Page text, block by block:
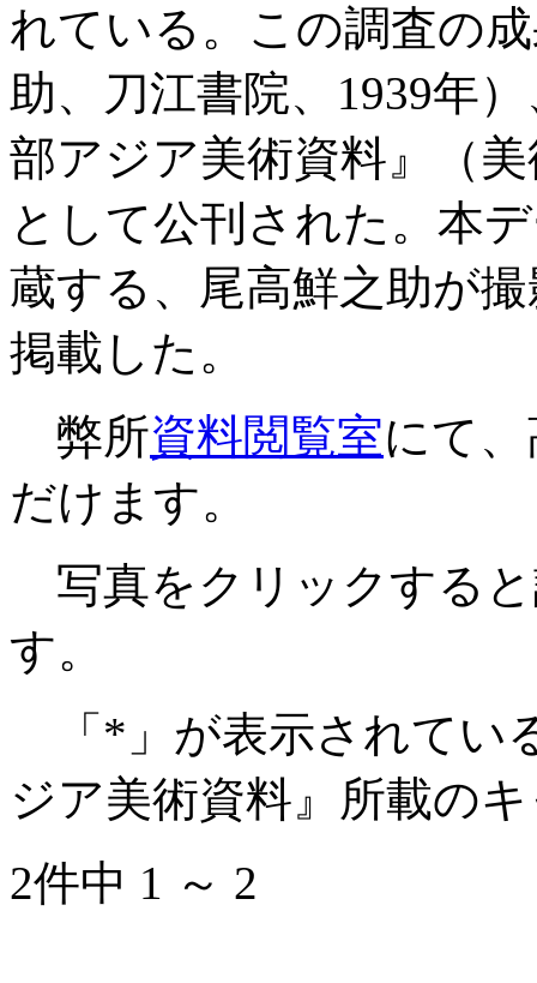
れている。この調査の
助、刀江書院、1939年
部アジア美術資料』（
として公刊された。本
蔵する、尾高鮮之助が
掲載した。
弊所資料閲覧室にて
だけます。
写真をクリックする
す。
「*」が表示されてい
ジア美術資料』所載の
2件中 1 ～ 2